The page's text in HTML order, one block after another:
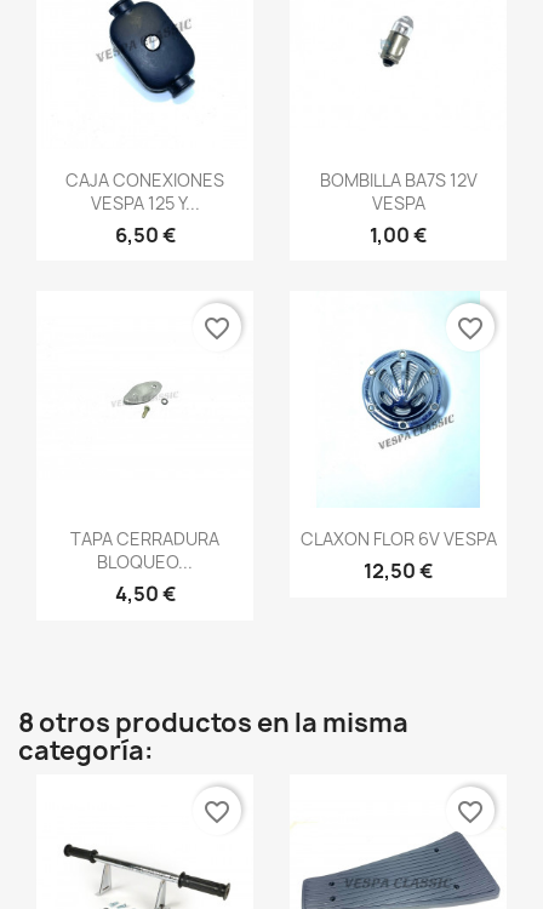
Vista rápida
CAJA CONEXIONES
VESPA 125 Y...
6,50 €
Vista rápida
BOMBILLA BA7S 12V
VESPA
1,00 €
Vista rápida
TAPA CERRADURA
BLOQUEO...
4,50 €
favorite_border
Vista rápida
CLAXON FLOR 6V VESPA
12,50 €
favorite_border
8 otros productos en la misma
categoría:
favorite_border favorite_border